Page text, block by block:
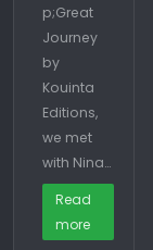
p;Great
Journey
by
Kouinta
Editions,
we met
with Nina…
Read
more